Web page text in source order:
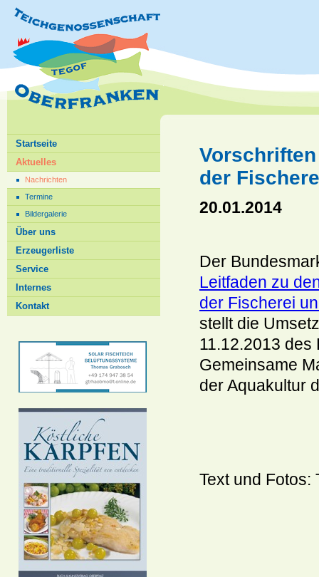
Startseite
Aktuelles
Nachrichten
Termine
Bildergalerie
Über uns
Erzeugerliste
Service
Internes
Kontakt
der
20.01.2014
Der
Leitfaden zu
der Fischerei
stellt die
11.12.2013
Gemeinsame
der Aquakultur
Text und Fotos: